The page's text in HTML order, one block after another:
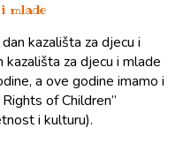
mlade
kazališta za djecu i
za djecu i mlade
a ove godine imamo i
of Children”
i kulturu).